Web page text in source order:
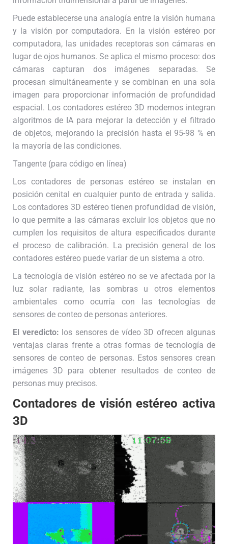
Puede establecerse una analogía entre la visión humana
y la visión por computadora. En la visión estéreo por
computadora, las unidades receptoras son cámaras en
lugar de ojos humanos. Se aplica el mismo proceso: dos
cámaras capturan dos imágenes separadas. Se
procesan simultáneamente y se combinan en una sola
imagen para proporcionar información de profundidad
espacial. Los contadores estéreo 3D modernos integran
algoritmos de IA para mejorar la detección y el filtrado
de objetos, mejorando la precisión hasta el 95-98 % en
la mayoría de las condiciones.
Tangente (para código en línea)
Los contadores de personas estéreo se instalan en
posición cenital en cualquier punto de entrada y salida.
Los contadores 3D estéreo tienen profundidad de visión,
lo que permite a las cámaras excluir los objetos que no
cumplen los requisitos de altura especificados durante
el proceso de calibración. La precisión general de los
contadores estéreo puede variar de un sistema a otro.
La tecnología de visión estéreo no se ve afectada por la
luz solar radiante, las sombras u otros elementos
ambientales como ocurría con las tecnologías de
sensores de conteo de personas anteriores.
El veredicto: los sensores de vídeo 3D ofrecen algunas
ventajas claras frente a otras formas de tecnología de
sensores de conteo de personas. Estos sensores crean
imágenes 3D para obtener resultados de conteo de
personas muy precisos.
Contadores de visión estéreo activa
3D